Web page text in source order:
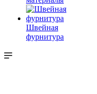
Швейная
фурнитура